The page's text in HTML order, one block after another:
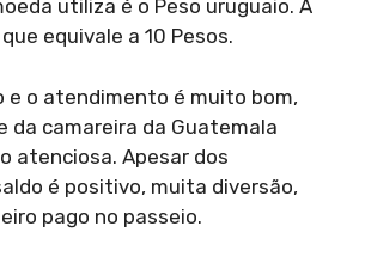
utiliza é o Peso uruguaio. A
equivale a 10 Pesos.
e o atendimento é muito bom,
da camareira da Guatemala
atenciosa. Apesar dos
é positivo, muita diversão,
pago no passeio.